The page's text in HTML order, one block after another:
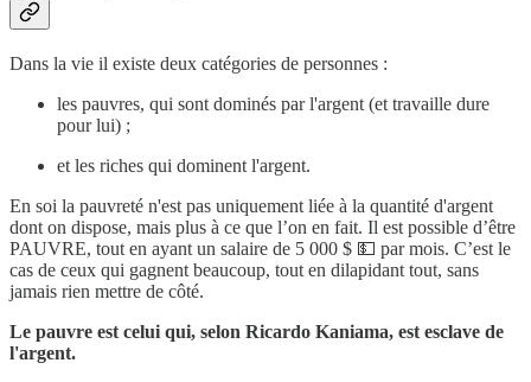
Dans la vie il existe deux catégories de personnes :
les pauvres, qui sont dominés par l'argent (et travaille dure
pour lui) ;
et les riches qui dominent l'argent.
En soi la pauvreté n'est pas uniquement liée à la quantité d'argent
dont on dispose, mais plus à ce que l’on en fait. Il est possible d’être
PAUVRE, tout en ayant un salaire de 5 000 $ 💵 par mois. C’est le
cas de ceux qui gagnent beaucoup, tout en dilapidant tout, sans
jamais rien mettre de côté.
Le pauvre est celui qui, selon Ricardo Kaniama, est esclave de
l'argent.